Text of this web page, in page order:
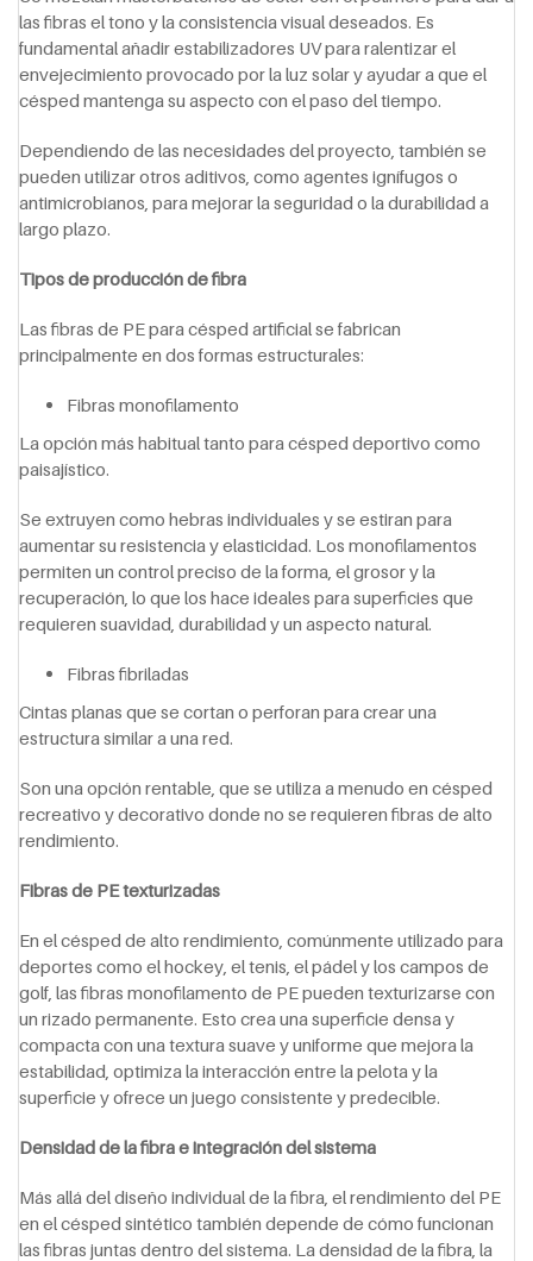
las fibras el tono y la consistencia visual deseados. Es
fundamental añadir estabilizadores UV para ralentizar el
envejecimiento provocado por la luz solar y ayudar a que el
césped mantenga su aspecto con el paso del tiempo.
Dependiendo de las necesidades del proyecto, también se
pueden utilizar otros aditivos, como agentes ignífugos o
antimicrobianos, para mejorar la seguridad o la durabilidad a
largo plazo.
Tipos de producción de fibra
Las fibras de PE para césped artificial se fabrican
principalmente en dos formas estructurales:
Fibras monofilamento
La opción más habitual tanto para césped deportivo como
paisajístico.
Se extruyen como hebras individuales y se estiran para
aumentar su resistencia y elasticidad. Los monofilamentos
permiten un control preciso de la forma, el grosor y la
recuperación, lo que los hace ideales para superficies que
requieren suavidad, durabilidad y un aspecto natural.
Fibras fibriladas
Cintas planas que se cortan o perforan para crear una
estructura similar a una red.
Son una opción rentable, que se utiliza a menudo en césped
recreativo y decorativo donde no se requieren fibras de alto
rendimiento.
Fibras de PE texturizadas
En el césped de alto rendimiento, comúnmente utilizado para
deportes como el hockey, el tenis, el pádel y los campos de
golf, las fibras monofilamento de PE pueden texturizarse con
un rizado permanente. Esto crea una superficie densa y
compacta con una textura suave y uniforme que mejora la
estabilidad, optimiza la interacción entre la pelota y la
superficie y ofrece un juego consistente y predecible.
Densidad de la fibra e integración del sistema
Más allá del diseño individual de la fibra, el rendimiento del PE
en el césped sintético también depende de cómo funcionan
las fibras juntas dentro del sistema. La densidad de la fibra, la